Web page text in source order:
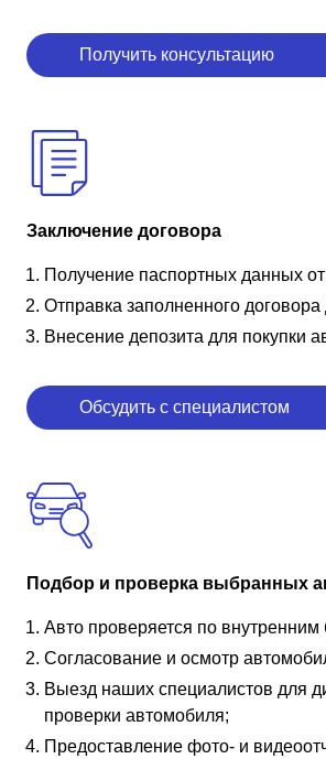
Получить консультацию
Заключение договора
Получение паспортных данных от
Отправка заполненного
Внесение депозита для покупки
Обсудить с специалистом
Подбор и проверка выбранных
Авто проверяется по
Согласование и осмотр
Выезд наших специалистов для
проверки автомобиля;
Предоставление фото- и